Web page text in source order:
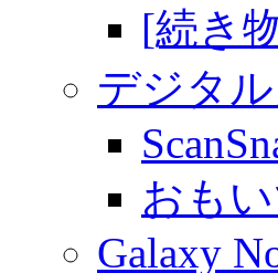
[続き
デジタ
おも
Galaxy